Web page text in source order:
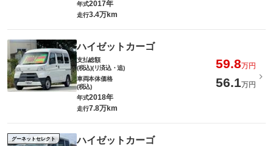
年式2017年
走行3.4万km
ハイゼットカーゴ
支払総額
(税込)(リ済込・追)
59.8万円
車両本体価格
(税込)
56.1万円
年式2018年
走行7.8万km
グーネットセレクト ハイゼットカーゴ